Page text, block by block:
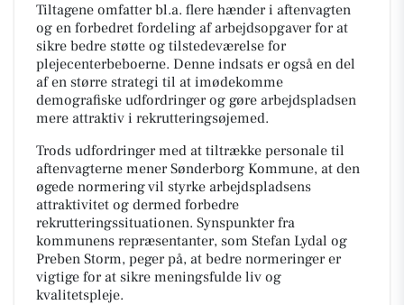
Tiltagene omfatter bl.a. flere hænder i aftenvagten
og en forbedret fordeling af arbejdsopgaver for at
sikre bedre støtte og tilstedeværelse for
plejecenterbeboerne. Denne indsats er også en del
af en større strategi til at imødekomme
demografiske udfordringer og gøre arbejdspladsen
mere attraktiv i rekrutteringsøjemed.
Trods udfordringer med at tiltrække personale til
aftenvagterne mener Sønderborg Kommune, at den
øgede normering vil styrke arbejdspladsens
attraktivitet og dermed forbedre
rekrutteringssituationen. Synspunkter fra
kommunens repræsentanter, som Stefan Lydal og
Preben Storm, peger på, at bedre normeringer er
vigtige for at sikre meningsfulde liv og
kvalitetspleje.